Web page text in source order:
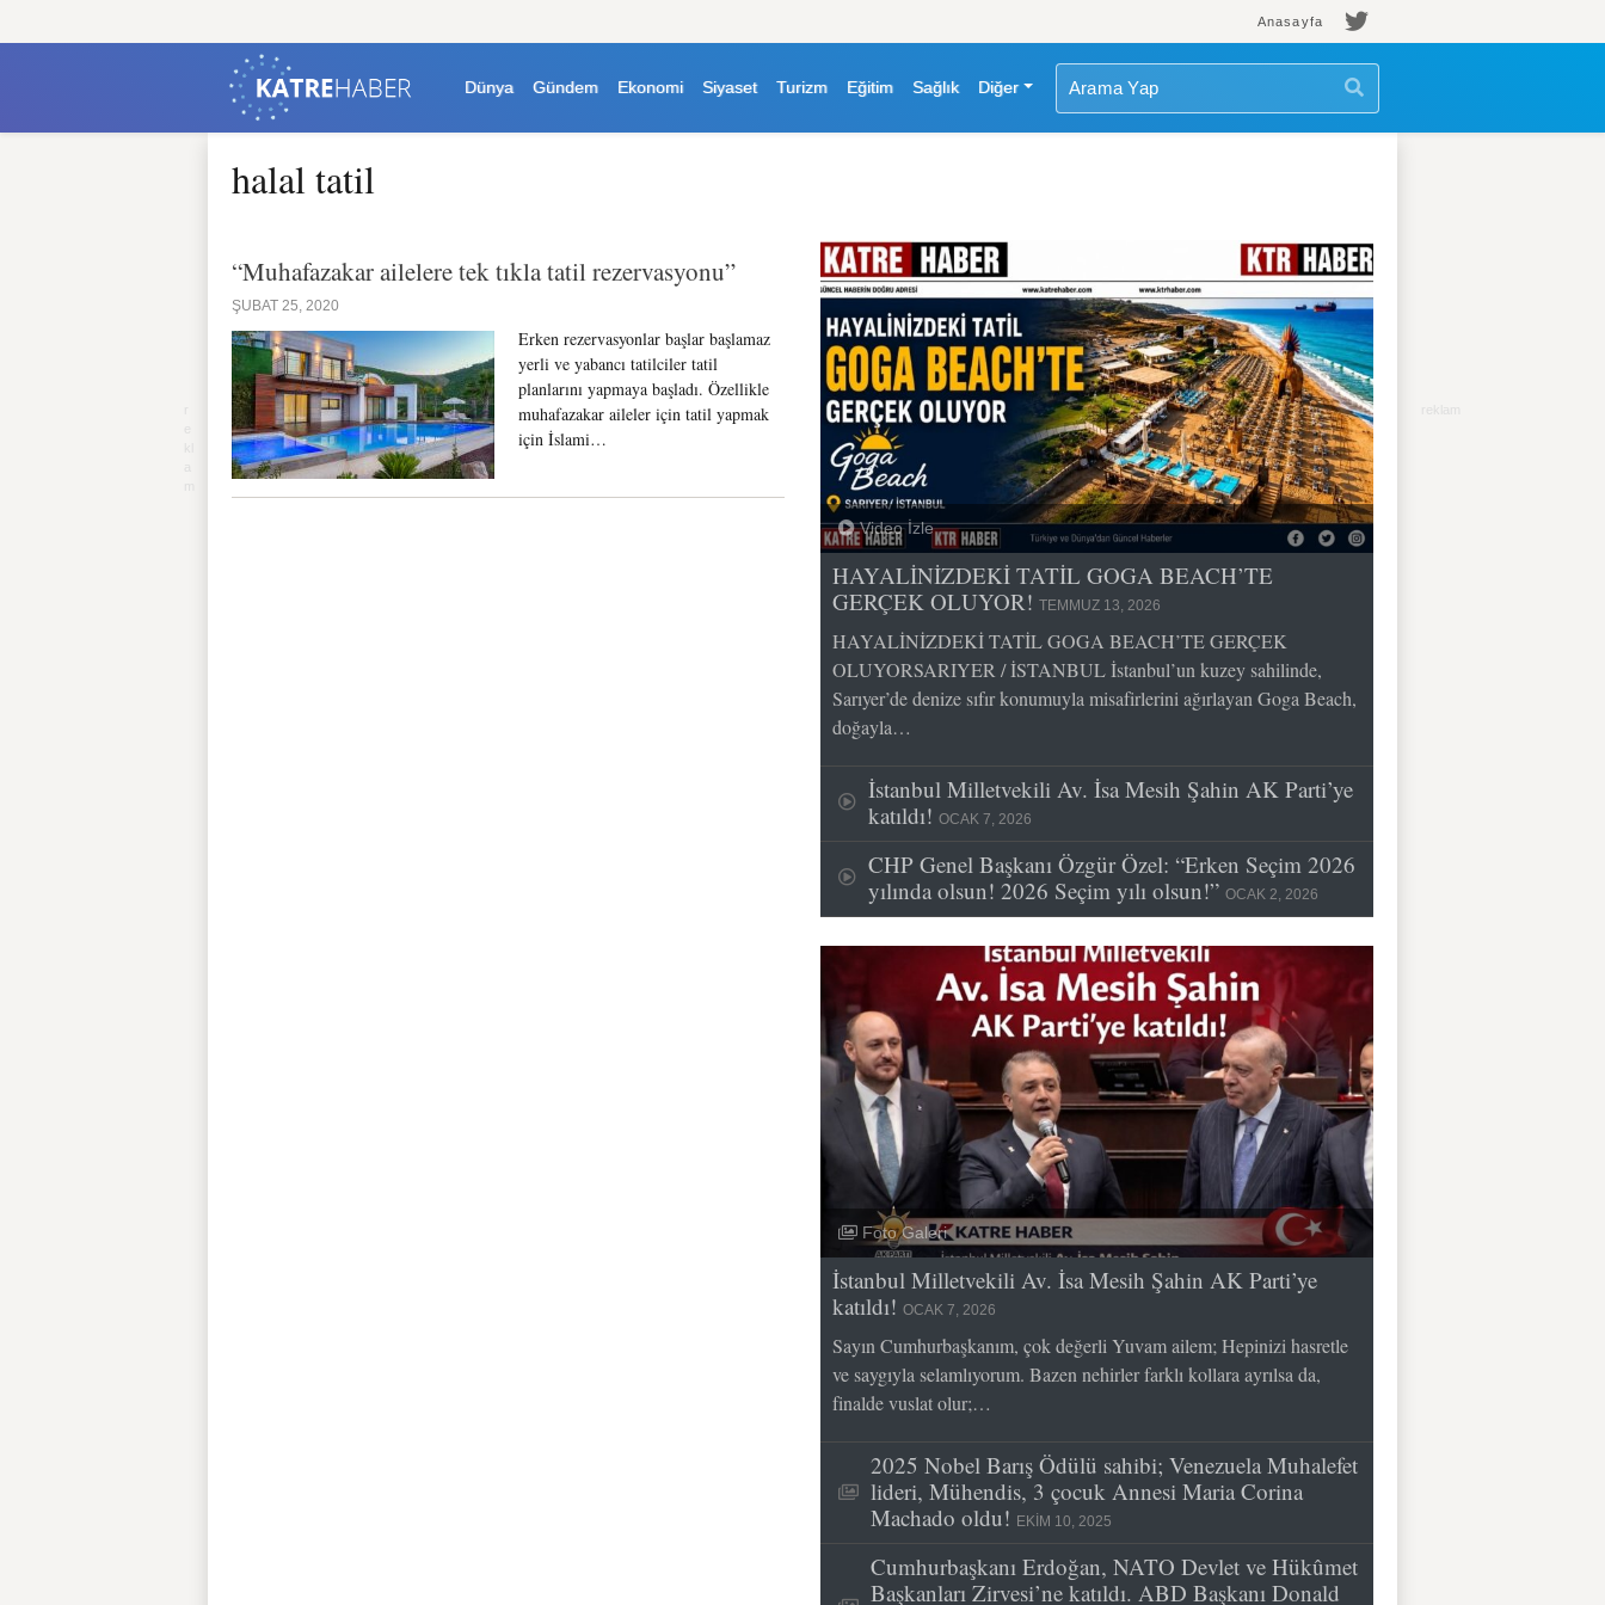
Anasayfa
Dünya Gündem Ekonomi Siyaset Turizm Eğitim Sağlık Diğer
halal tatil
“Muhafazakar ailelere tek tıkla tatil rezervasyonu”
ŞUBAT 25, 2020
Erken rezervasyonlar başlar başlamaz
yerli ve yabancı tatilciler tatil
planlarını yapmaya başladı. Özellikle
muhafazakar aileler için tatil yapmak
için İslami…
Video İzle
HAYALİNİZDEKİ TATİL GOGA BEACH’TE
GERÇEK OLUYOR! TEMMUZ 13, 2026
HAYALİNİZDEKİ TATİL GOGA BEACH’TE GERÇEK
OLUYORSARIYER / İSTANBUL İstanbul’un kuzey sahilinde,
Sarıyer’de denize sıfır konumuyla misafirlerini ağırlayan Goga Beach,
doğayla…
İstanbul Milletvekili Av. İsa Mesih Şahin AK Parti’ye
katıldı! OCAK 7, 2026
CHP Genel Başkanı Özgür Özel: “Erken Seçim 2026
yılında olsun! 2026 Seçim yılı olsun!” OCAK 2, 2026
Foto Galeri
İstanbul Milletvekili Av. İsa Mesih Şahin AK Parti’ye
katıldı! OCAK 7, 2026
Sayın Cumhurbaşkanım, çok değerli Yuvam ailem; Hepinizi hasretle
ve saygıyla selamlıyorum. Bazen nehirler farklı kollara ayrılsa da,
finalde vuslat olur;…
2025 Nobel Barış Ödülü sahibi; Venezuela Muhalefet
lideri, Mühendis, 3 çocuk Annesi Maria Corina
Machado oldu! EKIM 10, 2025
Cumhurbaşkanı Erdoğan, NATO Devlet ve Hükûmet
Başkanları Zirvesi’ne katıldı. ABD Başkanı Donald